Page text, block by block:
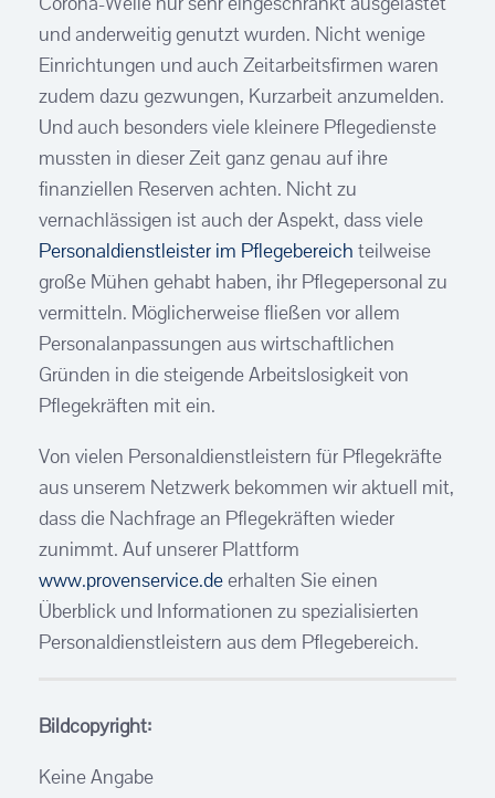
und anderweitig genutzt wurden. Nicht wenige
Einrichtungen und auch Zeitarbeitsfirmen waren
zudem dazu gezwungen, Kurzarbeit anzumelden.
Und auch besonders viele kleinere Pflegedienste
mussten in dieser Zeit ganz genau auf ihre
finanziellen Reserven achten. Nicht zu
vernachlässigen ist auch der Aspekt, dass viele
Personaldienstleister im Pflegebereich teilweise
große Mühen gehabt haben, ihr Pflegepersonal zu
vermitteln. Möglicherweise fließen vor allem
Personalanpassungen aus wirtschaftlichen
Gründen in die steigende Arbeitslosigkeit von
Pflegekräften mit ein.
Von vielen Personaldienstleistern für Pflegekräfte
aus unserem Netzwerk bekommen wir aktuell mit,
dass die Nachfrage an Pflegekräften wieder
zunimmt. Auf unserer Plattform
www.provenservice.deerhalten Sie einen
Überblick und Informationen zu spezialisierten
Personaldienstleistern aus dem Pflegebereich.
Bildcopyright:
Keine Angabe